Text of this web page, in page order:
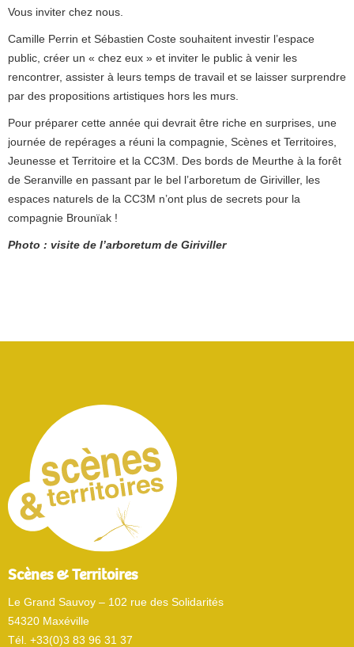
Vous inviter chez nous.
Camille Perrin et Sébastien Coste souhaitent investir l’espace
public, créer un « chez eux » et inviter le public à venir les
rencontrer, assister à leurs temps de travail et se laisser surprendre
par des propositions artistiques hors les murs.
Pour préparer cette année qui devrait être riche en surprises, une
journée de repérages a réuni la compagnie, Scènes et Territoires,
Jeunesse et Territoire et la CC3M. Des bords de Meurthe à la forêt
de Seranville en passant par le bel l’arboretum de Giriviller, les
espaces naturels de la CC3M n’ont plus de secrets pour la
compagnie Brounïak !
Photo : visite de l’arboretum de Giriviller
Scènes & Territoires
Le Grand Sauvoy – 102 rue des Solidarités
54320 Maxéville
Tél. +33(0)3 83 96 31 37